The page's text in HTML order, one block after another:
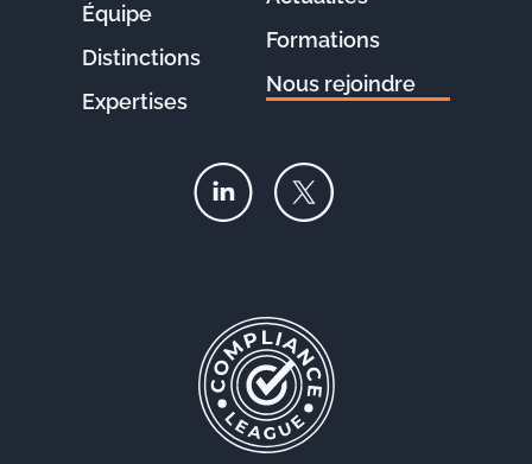
Équipe
Distinctions
Expertises
Formations
Nous rejoindre